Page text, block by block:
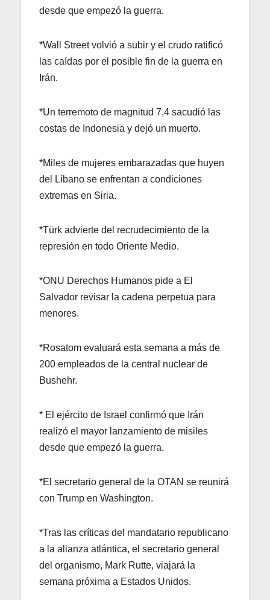
desde que empezó la guerra.
*Wall Street volvió a subir y el crudo ratificó
las caídas por el posible fin de la guerra en
Irán.
*Un terremoto de magnitud 7,4 sacudió las
costas de Indonesia y dejó un muerto.
*Miles de mujeres embarazadas que huyen
del Líbano se enfrentan a condiciones
extremas en Siria.
*Türk advierte del recrudecimiento de la
represión en todo Oriente Medio.
*ONU Derechos Humanos pide a El
Salvador revisar la cadena perpetua para
menores.
*Rosatom evaluará esta semana a más de
200 empleados de la central nuclear de
Bushehr.
* El ejército de Israel confirmó que Irán
realizó el mayor lanzamiento de misiles
desde que empezó la guerra.
*El secretario general de la OTAN se reunirá
con Trump en Washington.
*Tras las críticas del mandatario republicano
a la alianza atlántica, el secretario general
del organismo, Mark Rutte, viajará la
semana próxima a Estados Unidos.